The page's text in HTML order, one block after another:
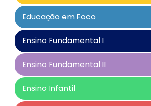
Educação em Foco
Ensino Fundamental I
Ensino Fundamental II
Ensino Infantil